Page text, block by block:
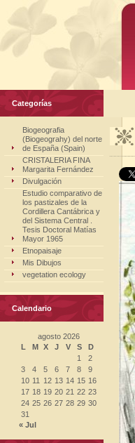
Categorías
Biogeografia
(Biogeograhy) del norte
de España (Spain)
CRISTALERIA FINA
Margarita Fernández
Divulgación
Estudio comparativo de
los pastizales de la
Cordillera Cantábrica y
del Sistema Central .
Tesis Doctoral Matías
Mayor 1965
Etnopaisaje
Mis Dibujos
vegetation ecology
Calendario
agosto 2026
L
M X J V S
D
1
2
3
4 5 6 7 8
9
10 11 12 13 14 15 16
17 18 19 20 21 22 23
24 25 26 27 28 29 30
31
« Jul